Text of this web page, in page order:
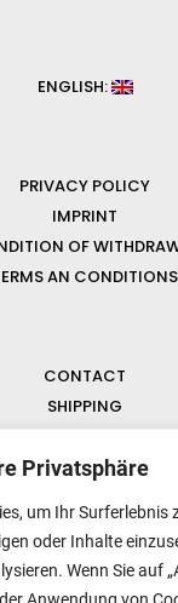
Privatsphäre
um Ihr Surferlebnis
oder Inhalte
Wenn Sie auf
ENGLISH:
PRIVACY POLICY
IMPRINT
OF
AN CONDITIONS
CONTACT
SHIPPING
FAQ
NEWS & GEMSTONES